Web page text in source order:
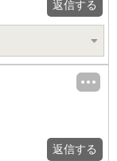
返信する
返信する